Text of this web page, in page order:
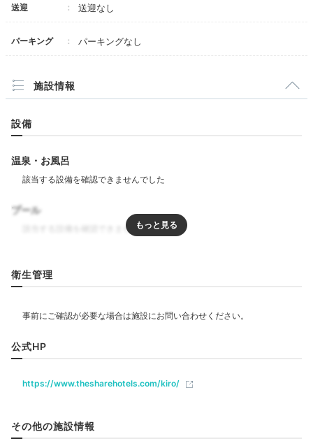
yume012255
和洋室になっているシングルベッド2台のお部屋でし
16:00
旅の思い出に
館内のコーヒースタンド「CICANE（シカネ）」では
送迎 送迎なし
パーキング パーキングなし
施設情報
設備
温泉・お風呂
プール
飲食
部屋情報
衛生管理
公式HP
https://www.thesharehotels.com/kiro/
その他の施設情報